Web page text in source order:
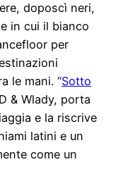
doposcì neri,
in cui il bianco
per
le mani. “Sotto
& Wlady, porta
e la riscrive
latini e un
come un